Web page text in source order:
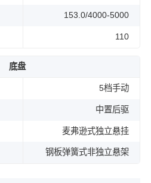
153.0/4000-5000
110
底盘
5档手动
中置后驱
麦弗逊式独立悬挂
钢板弹簧式非独立悬架